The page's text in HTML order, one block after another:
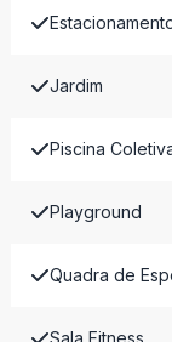
Jardim
Piscina
Playground
Quadra de
Sala Fitness